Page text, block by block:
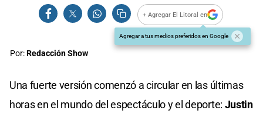
+ Agregar El Litoral en
Agregar a tus medios preferidos en Google
Por:Redacción Show
Una fuerte versión comenzó a circular en las últimas
horas en el mundo del espectáculo y el deporte: Justin